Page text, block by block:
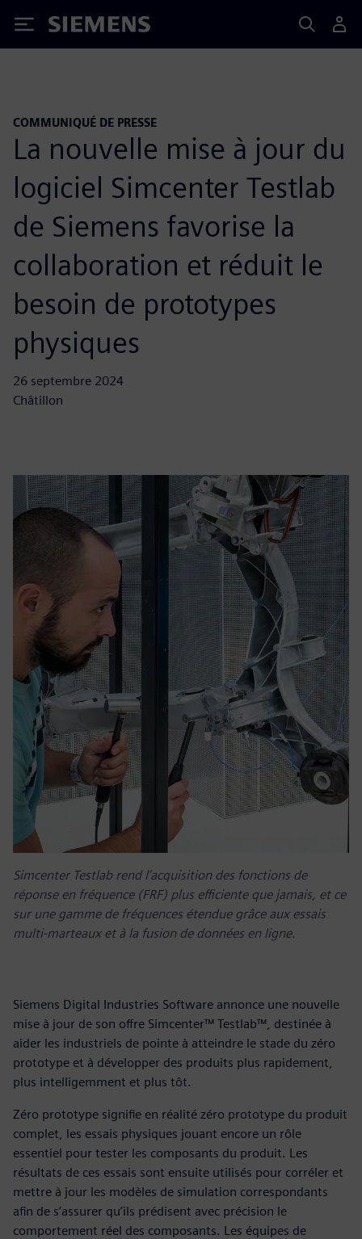
Siemens
COMMUNIQUÉ DE PRESSE
La nouvelle mise à jour du
logiciel Simcenter Testlab
de Siemens favorise la
collaboration et réduit le
besoin de prototypes
physiques
26 septembre 2024
Châtillon
Simcenter Testlab rend l’acquisition des fonctions de
réponse en fréquence (FRF) plus efficiente que jamais, et ce
sur une gamme de fréquences étendue grâce aux essais
multi-marteaux et à la fusion de données en ligne.
Siemens Digital Industries Software annonce une nouvelle
mise à jour de son offre Simcenter™ Testlab™, destinée à
aider les industriels de pointe à atteindre le stade du zéro
prototype et à développer des produits plus rapidement,
plus intelligemment et plus tôt.
Zéro prototype signifie en réalité zéro prototype du produit
complet, les essais physiques jouant encore un rôle
essentiel pour tester les composants du produit. Les
résultats de ces essais sont ensuite utilisés pour corréler et
mettre à jour les modèles de simulation correspondants
afin de s’assurer qu’ils prédisent avec précision le
comportement réel des composants. Les équipes de